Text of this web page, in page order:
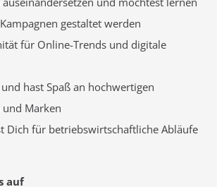
gestaltet werden
für Online-Trends und digitale
hast Spaß an hochwertigen
Marken
Dich für betriebswirtschaftliche Abläufe
auf